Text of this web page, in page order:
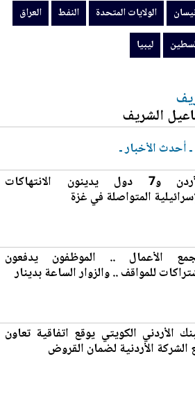
الولايات المتحدة النفط
العراق
ليبيا
الشريف
ـ أحدث الأخبار ـ
و7 دول يدينون الانتهاكات
المتواصلة في غزة
الأعمال .. الموظفون يدفعون
للمواقف .. والزوار الساعة بدينار
نك الأردني الكويتي يوقع اتفاقية تعاون
الشركة الأردنية لضمان القروض